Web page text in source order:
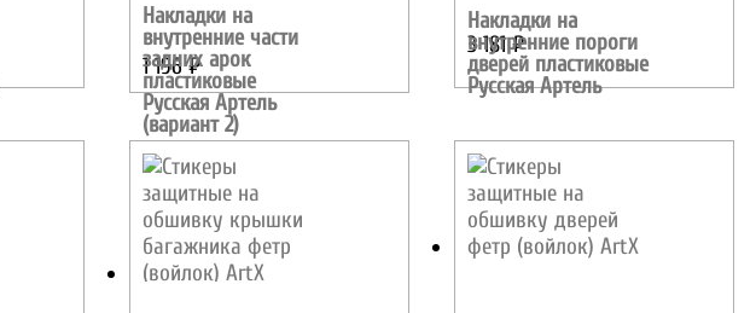
Накладки на
внутренние части
задних арок
пластиковые
Русская Артель
(вариант 2)
1 196₽
Накладки на
внутренние пороги
дверей пластиковые
Русская Артель
3 181₽